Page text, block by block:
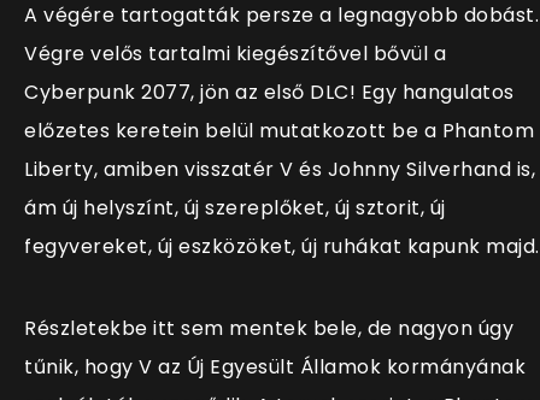
A végére tartogatták persze a legnagyobb dobást.
Végre velős tartalmi kiegészítővel bővül a
Cyberpunk 2077, jön az első DLC! Egy hangulatos
előzetes keretein belül mutatkozott be a Phantom
Liberty, amiben visszatér V és Johnny Silverhand is,
ám új helyszínt, új szereplőket, új sztorit, új
fegyvereket, új eszközöket, új ruhákat kapunk majd.
Részletekbe itt sem mentek bele, de nagyon úgy
tűnik, hogy V az Új Egyesült Államok kormányának